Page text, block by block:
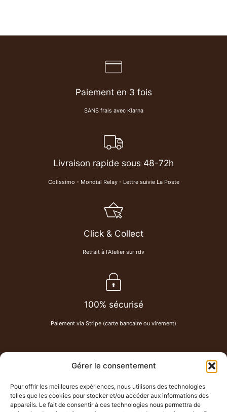
Gérer le consentement
Pour offrir les meilleures expériences, nous utilisons des technologies
telles que les cookies pour stocker et/ou accéder aux informations des
appareils. Le fait de consentir à ces technologies nous permettra de
Paiement en 3 fois
SANS frais avec Klarna
Livraison rapide sous 48-72h
Colissimo - Mondial Relay - Lettre suivie La Poste
Click & Collect
Retrait à l'Atelier sur rdv
100% sécurisé
Paiement via Stripe (carte bancaire ou virement)
Chemin Lahitte à Serres-Castet
07 80 62 58 86